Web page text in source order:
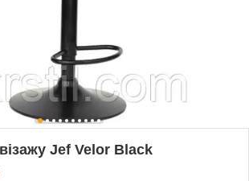
Jef Velor Black